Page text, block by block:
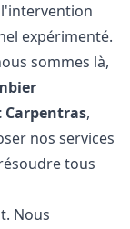
expérimenté.
sommes là,
Carpentras,
nos services
tous
Nous